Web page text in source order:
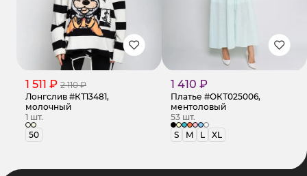
1 511 ₽ 2 110 ₽
Лонгслив #КТ13481,
молочный
1 шт.
50
1 410 ₽
Платье #ОКТ025006,
ментоловый
53 шт.
S
M L XL